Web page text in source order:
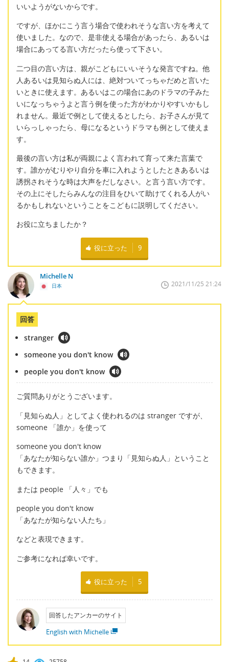
いいようがないからです。
ですが、ほかにこう言う場合で使われそうな言い方を考えて
使いました。なので、是非使える場合があったら、あるいは
場合にあってる言い方だったら使って下さい。
二つ目の言い方は、親がこどもにいいそうな発言ですね。他
人あるいは見知らぬ人には、絶対ついてっちゃだめと言いた
いときに使えます。あるいはこの場合にあのドラマの子みた
いになっちゃうよと言う例を使った方がわかりやすいかもし
れません。最近で例として使えるとしたら、お子さんが見て
いらっしゃったら、母になるというドラマも例として使えま
す。
最後の言い方は私が両親によく言われて育って来た言葉で
す。誰かがむりやり自分を車に入れようとしたときあるいは
誘拐されそうな時は大声をだしなさい。と言う言い方です。
その上にそしたらみんなの注目をひいて助けてくれる人がい
るかもしれないということをこどもに説明してください。
お役に立ちましたか？
役に立った 9
Michelle N
日本 2021/11/25 21:24
回答
stranger
someone you don't know
people you don't know
ご質問ありがとうございます。
「見知らぬ人」としてよく使われるのは stranger ですが、
someone 「誰か」を使って
someone you don't know
「あなたが知らない誰か」つまり「見知らぬ人」ということ
もできます。
または people 「人々」でも
people you don't know
「あなたが知らない人たち」
などと表現できます。
ご参考になれば幸いです。
役に立った 5
回答したアンカーのサイト
English with Michelle